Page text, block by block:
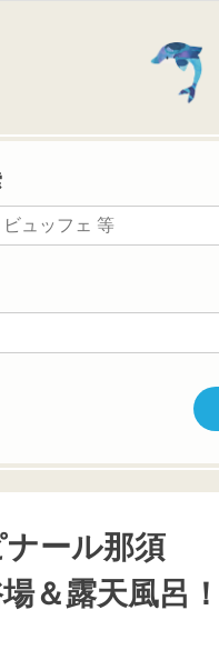
ナール那須
＆露天風呂！